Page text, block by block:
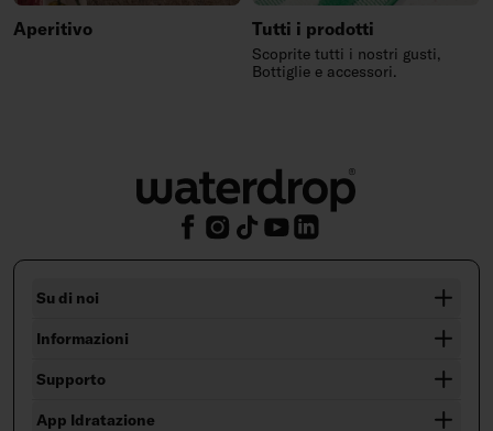
Aperitivo Tutti i prodotti
Scoprite tutti i nostri gusti,
Bottiglie e accessori.
Su di noi
Informazioni
Supporto
App Idratazione